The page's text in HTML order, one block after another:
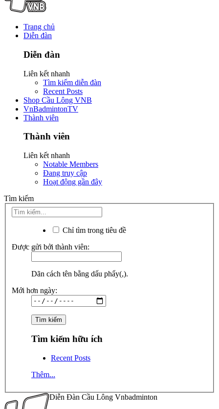
Trang chủ
Diễn đàn
Diễn đàn
Liên kết nhanh
Tìm kiếm diễn đàn
Recent Posts
Shop Cầu Lông VNB
VnBadmintonTV
Thành viên
Thành viên
Liên kết nhanh
Notable Members
Đang truy cập
Hoạt động gần đây
Tìm kiếm
Chỉ tìm trong tiêu đề
Được gửi bởi thành viên:
Dãn cách tên bằng dấu phẩy(,).
Mới hơn ngày:
Tìm kiếm hữu ích
Recent Posts
Thêm...
Diễn Đàn Cầu Lông Vnbadminton